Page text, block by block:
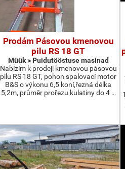
Prodám Pásovou kmenovou
pilu RS 18 GT
Müük > Puidutööstuse masinad
Nabízím k prodeji kmenovou pásovou
pilu RS 18 GT, pohon spalovací motor
B&S o výkonu 6,5 koní,řezná délka
5,2m, průměr prořezu kulatiny do 4 …